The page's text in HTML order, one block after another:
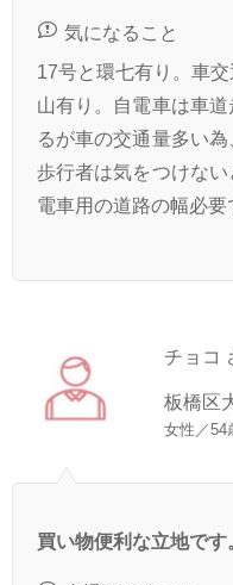
気になること
17号と環七有り。車
山有り。自電車は車
るが車の交通量多い
歩行者は気をつけな
電車用の道路の幅必要
チョコ
板橋区
女性／54
買い物便利な立地です